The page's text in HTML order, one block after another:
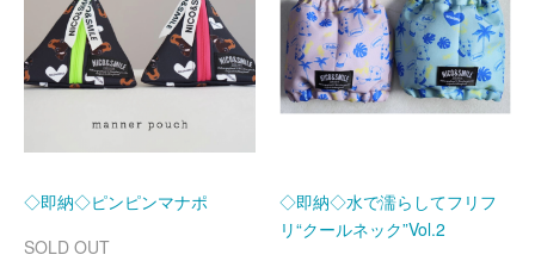
◇即納◇ピンピンマナポ
SOLD OUT
◇即納◇水で濡らしてフリフ
リ“クールネック”Vol.2